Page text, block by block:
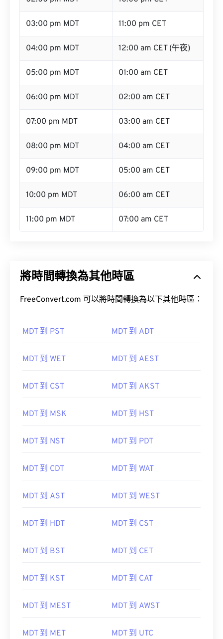
03:00 pm MDT 11:00 pm CET
04:00 pm MDT 12:00 am CET (午夜)
05:00 pm MDT 01:00 am CET
06:00 pm MDT 02:00 am CET
07:00 pm MDT 03:00 am CET
08:00 pm MDT 04:00 am CET
09:00 pm MDT 05:00 am CET
10:00 pm MDT 06:00 am CET
11:00 pm MDT 07:00 am CET
將時間轉換為其他時區
FreeConvert.com 可以將時間轉換為以下其他時區：
MDT 到 PST MDT 到 ADT
MDT 到 WET MDT 到 AEST
MDT 到 CST MDT 到 AKST
MDT 到 MSK MDT 到 HST
MDT 到 NST MDT 到 PDT
MDT 到 CDT MDT 到 WAT
MDT 到 AST MDT 到 WEST
MDT 到 HDT MDT 到 CST
MDT 到 BST MDT 到 CET
MDT 到 KST MDT 到 CAT
MDT 到 MEST MDT 到 AWST
MDT 到 MET MDT 到 UTC